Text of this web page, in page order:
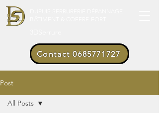
Contact 0685771727
Post
All Posts